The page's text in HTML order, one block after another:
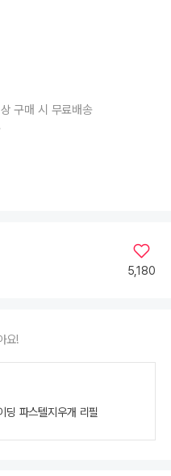
구매 시 무료배송
5,180
요!
파스텔지우개 리필